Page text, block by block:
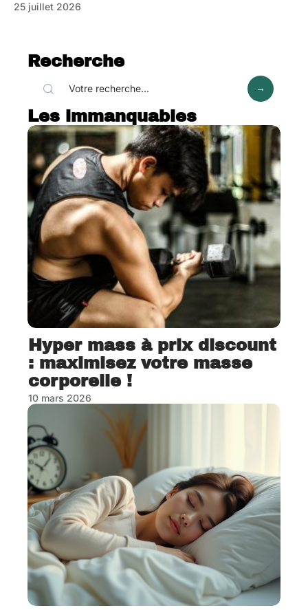
25 juillet 2026
Recherche
Les immanquables
Hyper mass à prix discount
: maximisez votre masse
corporelle !
10 mars 2026